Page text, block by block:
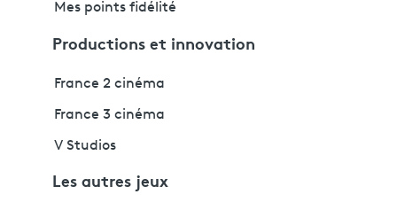
Mes points fidélité
Productions et innovation
France 2 cinéma
France 3 cinéma
V Studios
Les autres jeux